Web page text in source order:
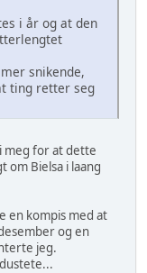
i år og at den
snikende,
ting retter seg
meg for at dette
om Bielsa i laang
en kompis med at
og en
jeg.